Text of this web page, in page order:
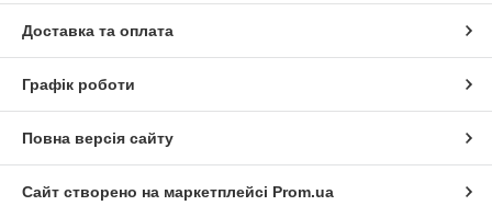
Доставка та оплата
Графік роботи
Повна версія сайту
Сайт створено на маркетплейсі Prom.ua